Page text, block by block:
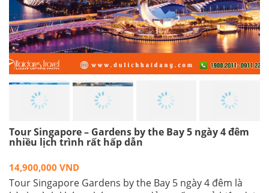
Tour Singapore – Gardens by the Bay 5 ngày 4 đêm
nhiều lịch trình rất hấp dẫn
14,900,000 VND
Tour Singapore Gardens by the Bay 5 ngày 4 đêm là